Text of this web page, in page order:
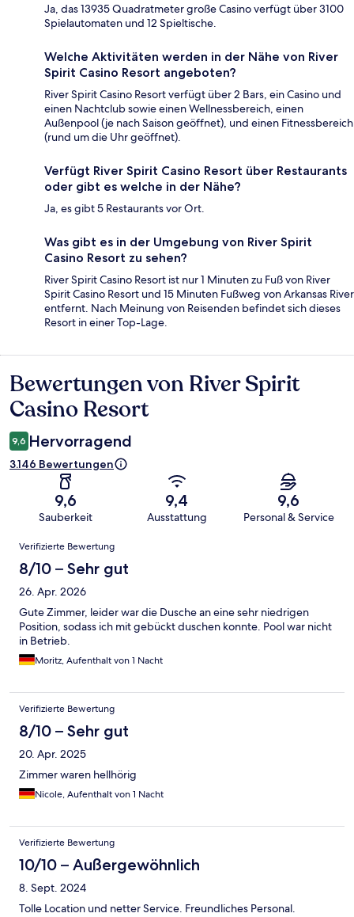
Ja, das 13935 Quadratmeter große Casino verfügt über 3100
Spielautomaten und 12 Spieltische.
Welche Aktivitäten werden in der Nähe von River
Spirit Casino Resort angeboten?
River Spirit Casino Resort verfügt über 2 Bars, ein Casino und
einen Nachtclub sowie einen Wellnessbereich, einen
Außenpool (je nach Saison geöffnet), und einen Fitnessbereich
(rund um die Uhr geöffnet).
Verfügt River Spirit Casino Resort über Restaurants
oder gibt es welche in der Nähe?
Ja, es gibt 5 Restaurants vor Ort.
Was gibt es in der Umgebung von River Spirit
Casino Resort zu sehen?
River Spirit Casino Resort ist nur 1 Minuten zu Fuß von River
Spirit Casino Resort und 15 Minuten Fußweg von Arkansas River
entfernt. Nach Meinung von Reisenden befindet sich dieses
Resort in einer Top-Lage.
Bewertungen
Bewertungen von River Spirit
Casino Resort
9,6 Hervorragend
3.146 Bewertungen
9,6
Sauberkeit
9,4
Ausstattung
9,6
Personal & Service
Bewertungen
Verifizierte Bewertung
8/10 – Sehr gut
26. Apr. 2026
Gute Zimmer, leider war die Dusche an eine sehr niedrigen
Position, sodass ich mit gebückt duschen konnte. Pool war nicht
in Betrieb.
Moritz, Aufenthalt von 1 Nacht
Verifizierte Bewertung
8/10 – Sehr gut
20. Apr. 2025
Zimmer waren hellhörig
Nicole, Aufenthalt von 1 Nacht
Verifizierte Bewertung
10/10 – Außergewöhnlich
8. Sept. 2024
Tolle Location und netter Service. Freundliches Personal.